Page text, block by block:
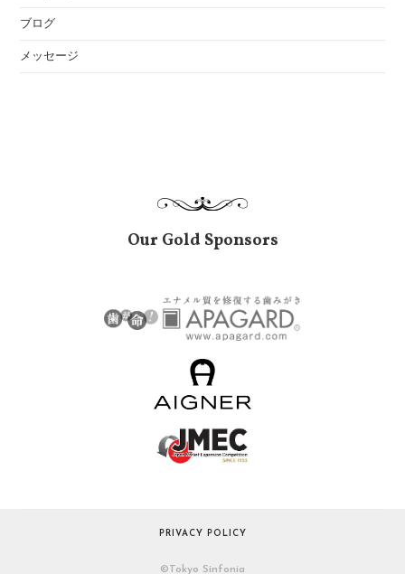
ブログ
メッセージ
Our Gold Sponsors
PRIVACY POLICY
©︎Tokyo Sinfonia